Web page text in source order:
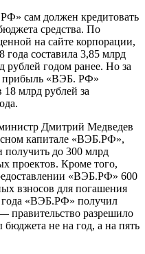
сам должен кредитовать
средства. По
на сайте корпорации,
года составила 3,85 млрд
рублей годом ранее. Но за
прибыль «ВЭБ. РФ»
18 млрд рублей за
Дмитрий Медведев
капитале «ВЭБ.РФ»,
получить до 300 млрд
проектов. Кроме того,
«ВЭБ.РФ» 600
взносов для погашения
года «ВЭБ.РФ» получил
правительство разрешило
не на год, а на пять